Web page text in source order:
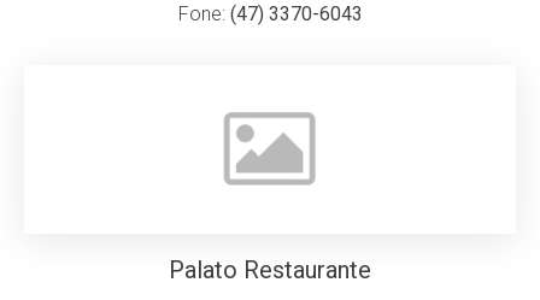
Fone: (47) 3370-6043
Palato Restaurante